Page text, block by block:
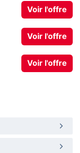
Voir l'offre
Voir l'offre
Voir l'offre